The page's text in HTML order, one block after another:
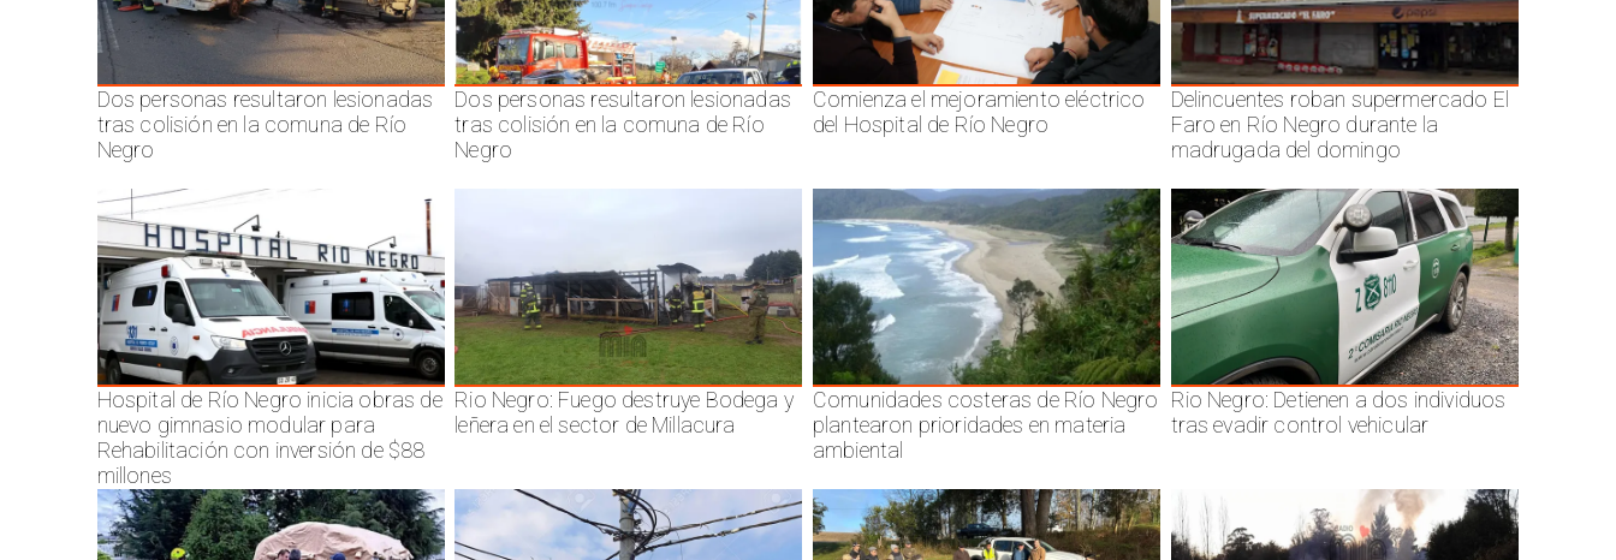
Dos personas resultaron lesionadas
tras colisión en la comuna de Río
Negro
Dos personas resultaron lesionadas
tras colisión en la comuna de Río
Negro
Comienza el mejoramiento eléctrico
del Hospital de Río Negro
Delincuentes roban supermercado El
Faro en Río Negro durante la
madrugada del domingo
Hospital de Río Negro inicia obras de
nuevo gimnasio modular para
Rehabilitación con inversión de $88
millones
Rio Negro: Fuego destruye Bodega y
leñera en el sector de Millacura
Comunidades costeras de Río Negro
plantearon prioridades en materia
ambiental
Rio Negro: Detienen a dos individuos
tras evadir control vehicular